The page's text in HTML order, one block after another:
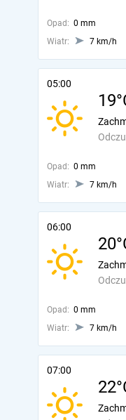
Opad: 0 mm
Wiatr:
7 km/h
05:00
Opad: 0 mm
Wiatr:
7 km/h
06:00
Opad: 0 mm
Wiatr:
7 km/h
07:00